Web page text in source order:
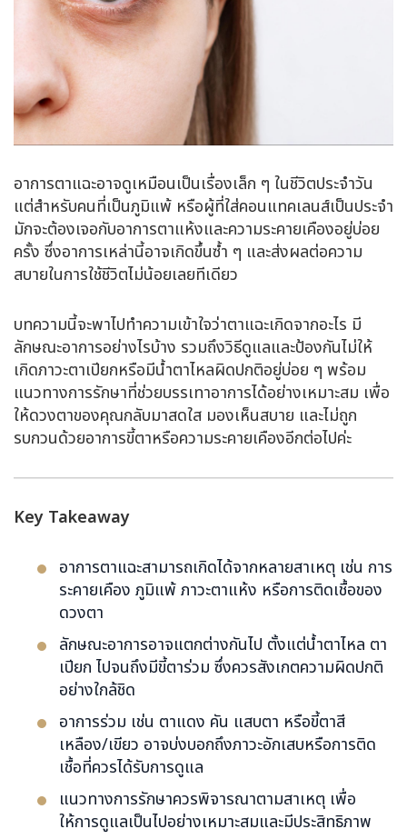
อาการตาแฉะอาจดูเหมือนเป็นเรื่องเล็ก ๆ ในชีวิตประจำวัน
แต่สำหรับคนที่เป็นภูมิแพ้ หรือผู้ที่ใส่คอนแทคเลนส์เป็นประจำ
มักจะต้องเจอกับอาการตาแห้งและความระคายเคืองอยู่บ่อย
ครั้ง ซึ่งอาการเหล่านี้อาจเกิดขึ้นซ้ำ ๆ และส่งผลต่อความ
สบายในการใช้ชีวิตไม่น้อยเลยทีเดียว
บทความนี้จะพาไปทำความเข้าใจว่าตาแฉะเกิดจากอะไร มี
ลักษณะอาการอย่างไรบ้าง รวมถึงวิธีดูแลและป้องกันไม่ให้
เกิดภาวะตาเปียกหรือมีน้ำตาไหลผิดปกติอยู่บ่อย ๆ พร้อม
แนวทางการรักษาที่ช่วยบรรเทาอาการได้อย่างเหมาะสม เพื่อ
ให้ดวงตาของคุณกลับมาสดใส มองเห็นสบาย และไม่ถูก
รบกวนด้วยอาการขี้ตาหรือความระคายเคืองอีกต่อไปค่ะ
Key Takeaway
อาการตาแฉะสามารถเกิดได้จากหลายสาเหตุ เช่น การ
ระคายเคือง ภูมิแพ้ ภาวะตาแห้ง หรือการติดเชื้อของ
ดวงตา
ลักษณะอาการอาจแตกต่างกันไป ตั้งแต่น้ำตาไหล ตา
เปียก ไปจนถึงมีขี้ตาร่วม ซึ่งควรสังเกตความผิดปกติ
อย่างใกล้ชิด
อาการร่วม เช่น ตาแดง คัน แสบตา หรือขี้ตาสี
เหลือง/เขียว อาจบ่งบอกถึงภาวะอักเสบหรือการติด
เชื้อที่ควรได้รับการดูแล
แนวทางการรักษาควรพิจารณาตามสาเหตุ เพื่อ
ให้การดูแลเป็นไปอย่างเหมาะสมและมีประสิทธิภาพ